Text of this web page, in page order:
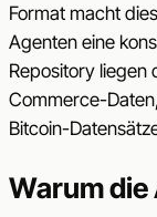
Format macht
Agenten eine
Repository liegen
Commerce-
Bitcoin-
Warum die